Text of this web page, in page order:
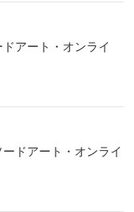
アート・オンライ
ドアート・オンライ